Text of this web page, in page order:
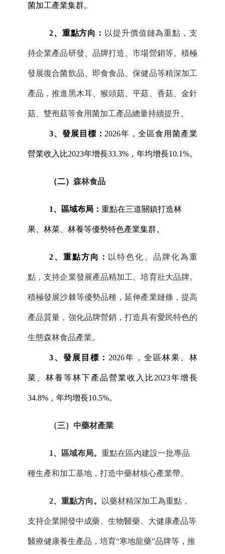
菌加工產業集群。
2、重點方向： 以提升價值鏈為重點，支
持企業產品研發、品牌打造、市場營銷等。積極
發展復合菌飲品、即食食品、保健品等精深加工
產品，推進黑木耳、猴頭菇、平菇、香菇、金針
菇、雙孢菇等食用菌加工產品總量持續提升。
3、發展目標： 2026年，全區食用菌產業
營業收入比2023年增長33.3%，年均增長10.1%。
（二） 森林食品
1、區域布局： 重點在三道關鎮打造林
果、林菜、林養等優勢特色產業集群。
2、重點方向： 以特色化、品牌化為重
點，支持企業發展產品精加工、培育壯大品牌。
積極發展沙棘等優勢品種，延伸產業鏈條，提高
產品質量，強化品牌營銷，打造具有愛民特色的
生態森林食品產業。
3、發展目標： 2026年，全區林果、林
菜、林養等林下產品營業收入比2023年增長
34.8%，年均增長10.5%。
（三）中藥材產業
1、 區域布局。 重點在區內建設一批專品
種生產和加工基地，打造中藥材核心產業帶。
2、 重點方向。 以藥材精深加工為重點，
支持企業開發中成藥、生物醫藥、大健康產品等
醫療健康養生產品，培育“寒地龍藥”品牌等，推